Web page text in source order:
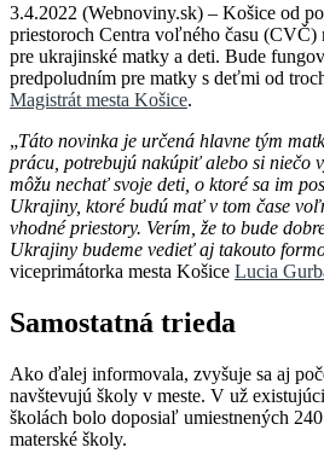
3.4.2022 (Webnoviny.sk) – Košice od
priestoroch Centra voľného času
pre ukrajinské matky a deti. Bude
predpoludním pre matky s deťmi od
Magistrát mesta Košice.
„Táto novinka je určená hlavne tým
prácu, potrebujú nakúpiť alebo si niečo
môžu nechať svoje deti, o ktoré sa im
Ukrajiny, ktoré budú mať v tom čase
vhodné priestory. Verím, že to bude
Ukrajiny budeme vedieť aj takouto
viceprimátorka mesta Košice Lucia
Samostatná trieda
Ako ďalej informovala, zvyšuje sa aj
navštevujú školy v meste. V už
školách bolo doposiaľ umiestnených
materské školy.